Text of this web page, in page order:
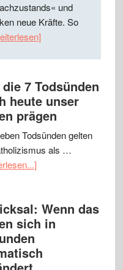
und
neue Kräfte. So
7 Todsünden
heute unser
prägen
Todsünden gelten
als …
Wenn das
sich in